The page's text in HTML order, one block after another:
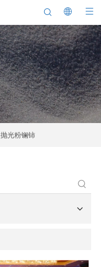
抛光粉镧铈